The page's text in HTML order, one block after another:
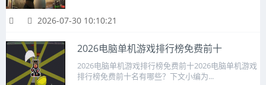
2026-07-30 10:10:21
2026电脑单机游戏排行榜免费前十
2026电脑单机游戏排行榜免费前十2026电脑单机游戏
排行榜免费前十名有哪些？下文小编为...